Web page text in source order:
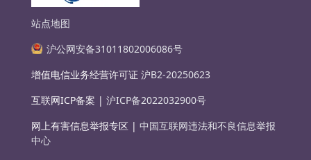
站点地图
沪公网安备31011802006086号
增值电信业务经营许可证 沪B2-20250623
互联网ICP备案 | 沪ICP备2022032900号
网上有害信息举报专区 | 中国互联网违法和不良信息举报
中心